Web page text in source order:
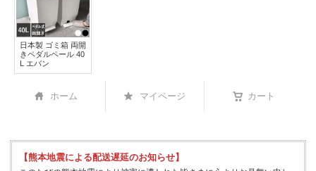
日本製 ゴミ箱 両開
きペダルペール 40
L エバン
ホーム マイページ カート
【熊本地震による配送遅延のお知らせ】